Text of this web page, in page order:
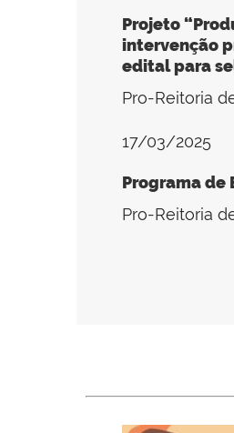
Projeto
intervenção
edital para
Pro-Reitoria
17/03/2025
Programa de
Pro-Reitoria